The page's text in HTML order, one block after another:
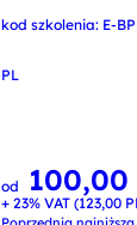
kod szkolenia: E-
PL
od
Pierwotna
cena
wynosiła:
290,00 PLN.
100,00
Aktualna
cena
wynosi:
100,00 PLN.
+ 23% VAT (123,00